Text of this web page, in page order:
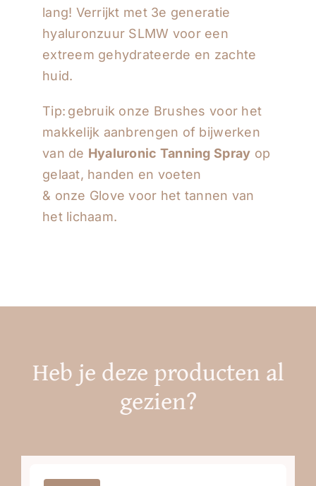
lang! Verrijkt met 3e generatie
hyaluronzuur SLMW voor een
extreem gehydrateerde en zachte
huid.
Tip: gebruik onze Brushes voor het
makkelijk aanbrengen of bijwerken
van de Hyaluronic Tanning Spray op
gelaat, handen en voeten
& onze Glove voor het tannen van
het lichaam.
Heb je deze producten al
gezien?